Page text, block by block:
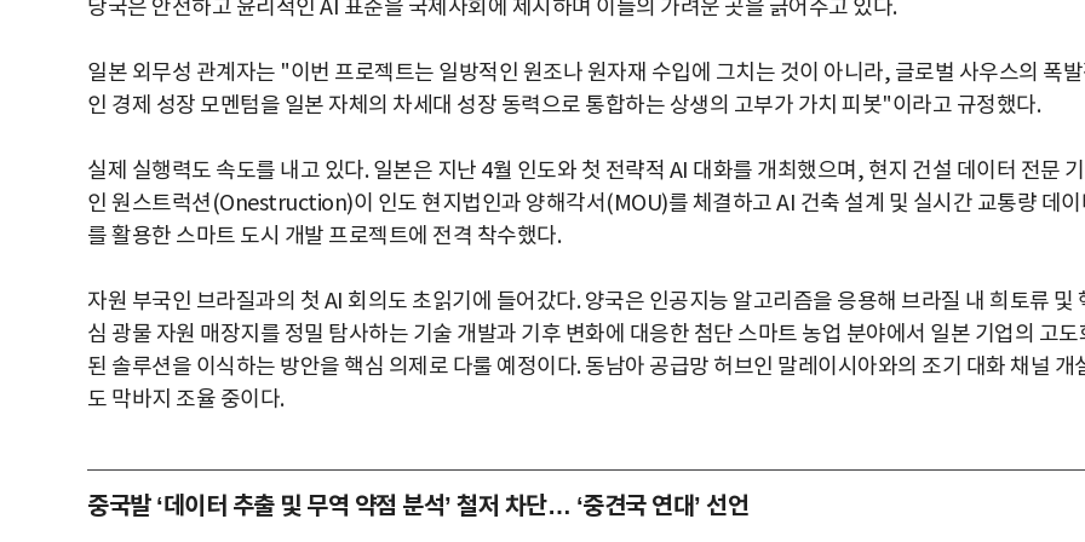
당국은 안전하고 윤리적인 AI 표준을 국제사회에 제시하며 이들의 가려운 곳을 긁어주고 있다.
일본 외무성 관계자는 "이번 프로젝트는 일방적인 원조나 원자재 수입에 그치는 것이 아니라, 글로벌 사우스의 폭
인 경제 성장 모멘텀을 일본 자체의 차세대 성장 동력으로 통합하는 상생의 고부가 가치 피봇"이라고 규정했다.
실제 실행력도 속도를 내고 있다. 일본은 지난 4월 인도와 첫 전략적 AI 대화를 개최했으며, 현지 건설 데이터 전문
인 원스트럭션(Onestruction)이 인도 현지법인과 양해각서(MOU)를 체결하고 AI 건축 설계 및 실시간 교통량 데이
를 활용한 스마트 도시 개발 프로젝트에 전격 착수했다.
자원 부국인 브라질과의 첫 AI 회의도 초읽기에 들어갔다. 양국은 인공지능 알고리즘을 응용해 브라질 내 희토류 및
심 광물 자원 매장지를 정밀 탐사하는 기술 개발과 기후 변화에 대응한 첨단 스마트 농업 분야에서 일본 기업의 고도
된 솔루션을 이식하는 방안을 핵심 의제로 다룰 예정이다. 동남아 공급망 허브인 말레이시아와의 조기 대화 채널 개
도 막바지 조율 중이다.
중국발 ‘데이터 추출 및 무역 약점 분석’ 철저 차단… ‘중견국 연대’ 선언